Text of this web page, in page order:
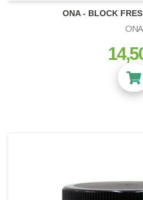
ONA - BLOCK
ONA
prix